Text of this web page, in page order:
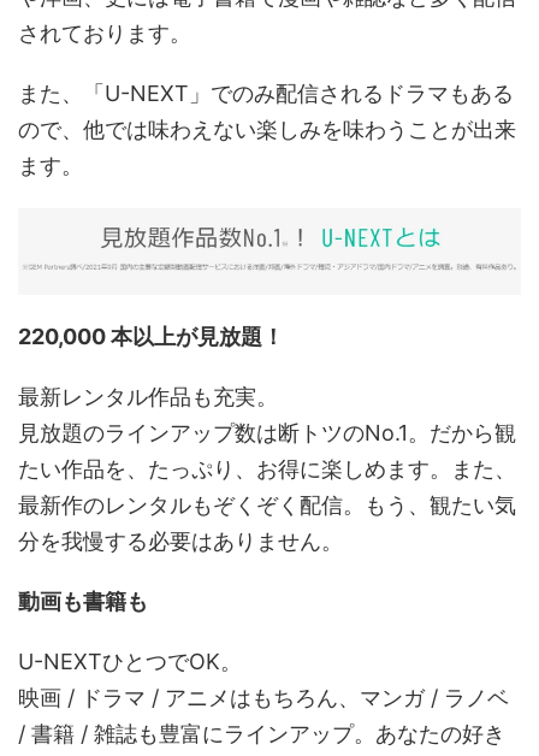
されております。
また、「U-NEXT」でのみ配信されるドラマもある
ので、他では味わえない楽しみを味わうことが出来
ます。
220,000 本以上が見放題！
最新レンタル作品も充実。
見放題のラインアップ数は断トツのNo.1。だから観
たい作品を、たっぷり、お得に楽しめます。また、
最新作のレンタルもぞくぞく配信。もう、観たい気
分を我慢する必要はありません。
動画も書籍も
U-NEXTひとつでOK。
映画 / ドラマ / アニメはもちろん、マンガ / ラノベ
/ 書籍 / 雑誌も豊富にラインアップ。あなたの好き